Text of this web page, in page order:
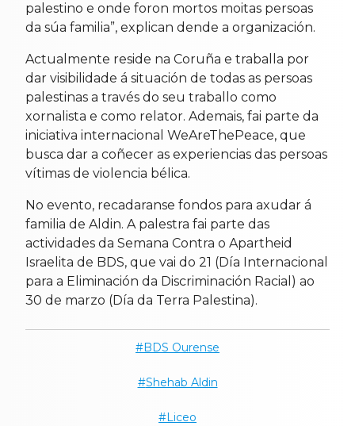
palestino e onde foron mortos moitas persoas
da súa familia”, explican dende a organización.
Actualmente reside na Coruña e traballa por
dar visibilidade á situación de todas as persoas
palestinas a través do seu traballo como
xornalista e como relator. Ademais, fai parte da
iniciativa internacional WeAreThePeace, que
busca dar a coñecer as experiencias das persoas
vítimas de violencia bélica.
No evento, recadaranse fondos para axudar á
familia de Aldin. A palestra fai parte das
actividades da Semana Contra o Apartheid
Israelita de BDS, que vai do 21 (Día Internacional
para a Eliminación da Discriminación Racial) ao
30 de marzo (Día da Terra Palestina).
BDS Ourense
Shehab Aldin
Liceo